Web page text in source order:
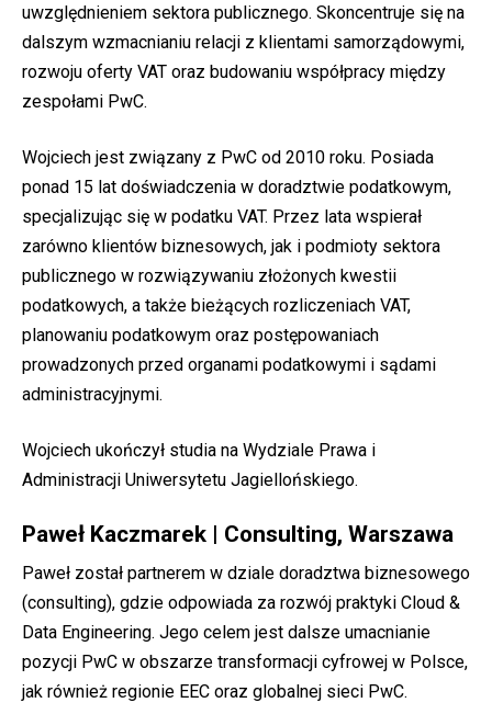
uwzględnieniem sektora publicznego. Skoncentruje się na
dalszym wzmacnianiu relacji z klientami samorządowymi,
rozwoju oferty VAT oraz budowaniu współpracy między
zespołami PwC.
Wojciech jest związany z PwC od 2010 roku. Posiada
ponad 15 lat doświadczenia w doradztwie podatkowym,
specjalizując się w podatku VAT. Przez lata wspierał
zarówno klientów biznesowych, jak i podmioty sektora
publicznego w rozwiązywaniu złożonych kwestii
podatkowych, a także bieżących rozliczeniach VAT,
planowaniu podatkowym oraz postępowaniach
prowadzonych przed organami podatkowymi i sądami
administracyjnymi.
Wojciech ukończył studia na Wydziale Prawa i
Administracji Uniwersytetu Jagiellońskiego.
Paweł Kaczmarek | Consulting, Warszawa
Paweł został partnerem w dziale doradztwa biznesowego
(consulting), gdzie odpowiada za rozwój praktyki Cloud &
Data Engineering. Jego celem jest dalsze umacnianie
pozycji PwC w obszarze transformacji cyfrowej w Polsce,
jak również regionie EEC oraz globalnej sieci PwC.